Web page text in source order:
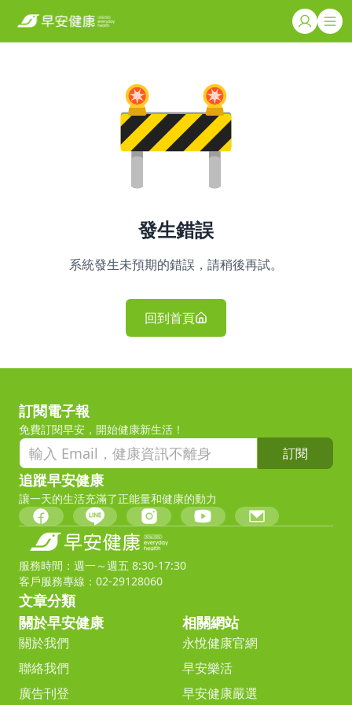
發生錯誤
系統發生未預期的錯誤，請稍後再試。
回到首頁
訂閱電子報
免費訂閱早安，開始健康新生活！
訂閱
追蹤早安健康
讓一天的生活充滿了正能量和健康的動力
服務時間：週一～週五 8:30-17:30
客戶服務專線：02-29128060
文章分類
關於早安健康
關於我們
聯絡我們
廣告刊登
相關網站
永悅健康官網
早安樂活
早安健康嚴選